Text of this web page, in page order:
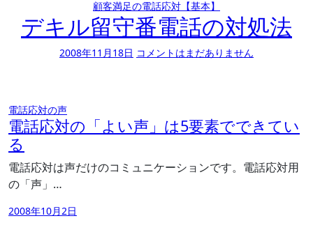
顧客満足の電話応対【基本】
デキル留守番電話の対処法
2008年11月18日 コメントはまだありません
電話応対の声
電話応対の「よい声」は5要素でできてい
る
電話応対は声だけのコミュニケーションです。電話応対用
の「声」…
2008年10月2日